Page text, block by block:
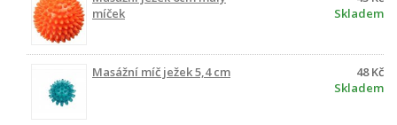
míček
Skladem
Masážní míč ježek 5,4 cm
48 Kč
Skladem